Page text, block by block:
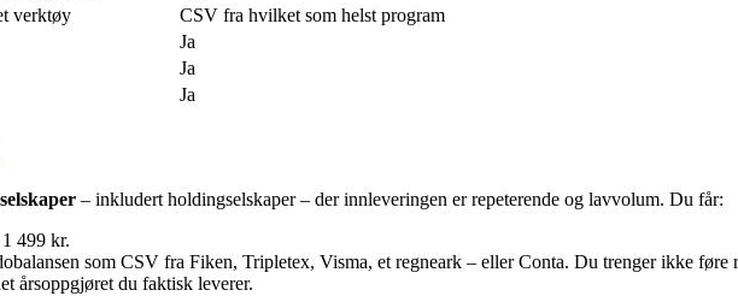
verktøy
CSV fra hvilket som helst program
Ja
Ja
Ja
– inkludert holdingselskaper – der innleveringen er repeterende og lavvolum. Du får:
499 kr.
som CSV fra Fiken, Tripletex, Visma, et regneark – eller Conta. Du trenger ikke føre
årsoppgjøret du faktisk leverer.